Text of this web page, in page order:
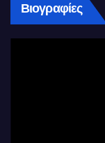
Βιογραφίες